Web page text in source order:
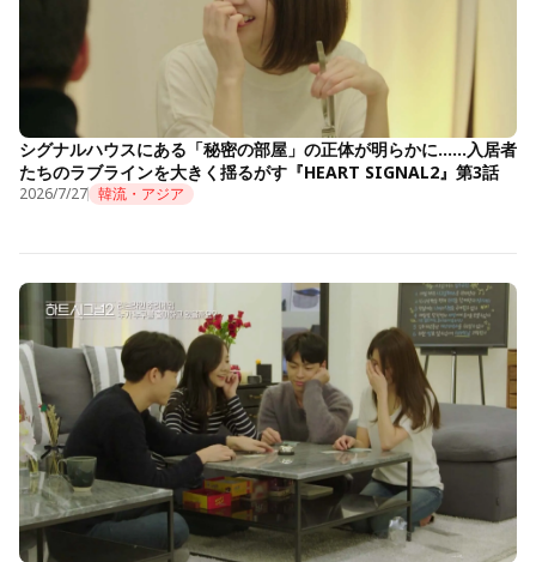
シグナルハウスにある「秘密の部屋」の正体が明らかに……入居者
たちのラブラインを大きく揺るがす『HEART SIGNAL2』第3話
2026/7/27 韓流・アジア